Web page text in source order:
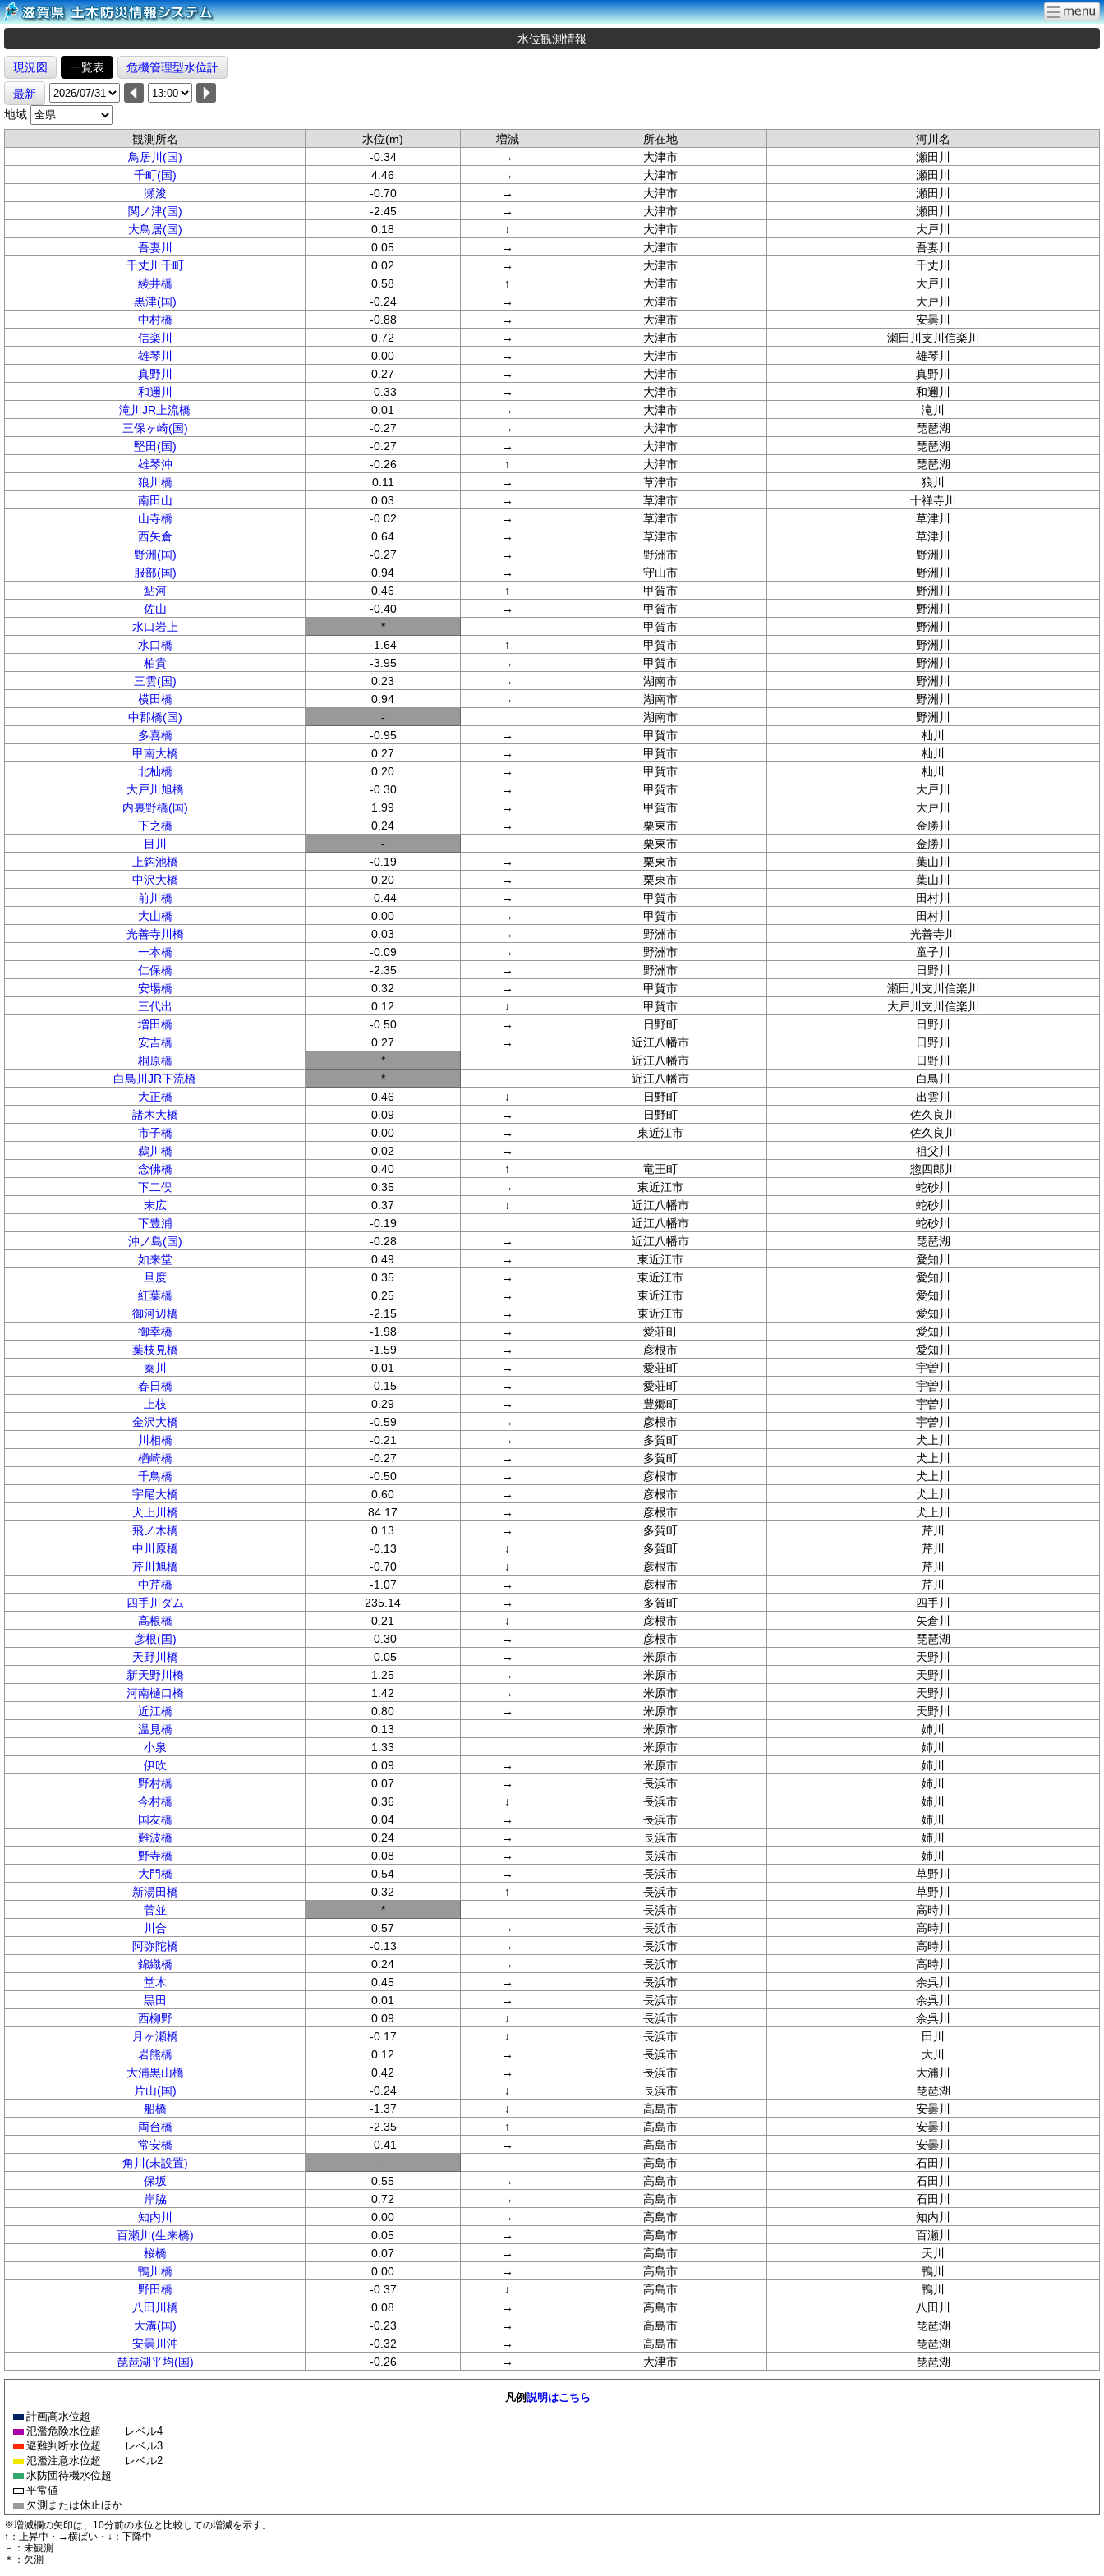
水位観測情報
現況図 一覧表
危機管理型水位計
最新
地域
観測所名
水位(m) 増減 所在地
河川名
鳥居川(国)
-0.34 → 大津市
瀬田川
千町(国)
4.46 → 大津市
瀬田川
瀬浚
-0.70 → 大津市
瀬田川
関ノ津(国)
-2.45 → 大津市
瀬田川
大鳥居(国)
0.18 ↓ 大津市
大戸川
吾妻川
0.05 → 大津市
吾妻川
千丈川千町
0.02 → 大津市
千丈川
綾井橋
0.58 ↑ 大津市
大戸川
黒津(国)
-0.24 → 大津市
大戸川
中村橋
-0.88 → 大津市
安曇川
信楽川
0.72 → 大津市
瀬田川支川信楽川
雄琴川
0.00 → 大津市
雄琴川
真野川
0.27 → 大津市
真野川
和邇川
-0.33 → 大津市
和邇川
滝川JR上流橋
0.01 → 大津市
滝川
三保ヶ崎(国)
-0.27 → 大津市
琵琶湖
堅田(国)
-0.27 → 大津市
琵琶湖
雄琴沖
-0.26 ↑ 大津市
琵琶湖
狼川橋
0.11 → 草津市
狼川
南田山
0.03 → 草津市
十禅寺川
山寺橋
-0.02 → 草津市
草津川
西矢倉
0.64 → 草津市
草津川
野洲(国)
-0.27 → 野洲市
野洲川
服部(国)
0.94 → 守山市
野洲川
鮎河
0.46 ↑ 甲賀市
野洲川
佐山
-0.40 → 甲賀市
野洲川
水口岩上
* 甲賀市
野洲川
水口橋
-1.64 ↑ 甲賀市
野洲川
柏貴
-3.95 → 甲賀市
野洲川
三雲(国)
0.23 → 湖南市
野洲川
横田橋
0.94 → 湖南市
野洲川
中郡橋(国)
- 湖南市
野洲川
多喜橋
-0.95 → 甲賀市
杣川
甲南大橋
0.27 → 甲賀市
杣川
北杣橋
0.20 → 甲賀市
杣川
大戸川旭橋
-0.30 → 甲賀市
大戸川
内裏野橋(国)
1.99 → 甲賀市
大戸川
下之橋
0.24 → 栗東市
金勝川
目川
- 栗東市
金勝川
上鈎池橋
-0.19 → 栗東市
葉山川
中沢大橋
0.20 → 栗東市
葉山川
前川橋
-0.44 → 甲賀市
田村川
大山橋
0.00 → 甲賀市
田村川
光善寺川橋
0.03 → 野洲市
光善寺川
一本橋
-0.09 → 野洲市
童子川
仁保橋
-2.35 → 野洲市
日野川
安場橋
0.32 → 甲賀市
瀬田川支川信楽川
三代出
0.12 ↓ 甲賀市
大戸川支川信楽川
増田橋
-0.50 → 日野町
日野川
安吉橋
0.27 → 近江八幡市
日野川
桐原橋
* 近江八幡市
日野川
白鳥川JR下流橋
* 近江八幡市
白鳥川
大正橋
0.46 ↓ 日野町
出雲川
諸木大橋
0.09 → 日野町
佐久良川
市子橋
0.00 → 東近江市
佐久良川
鵜川橋
0.02 →
祖父川
念佛橋
0.40 ↑ 竜王町
惣四郎川
下二俣
0.35 → 東近江市
蛇砂川
末広
0.37 ↓ 近江八幡市
蛇砂川
下豊浦
-0.19 近江八幡市
蛇砂川
沖ノ島(国)
-0.28 → 近江八幡市
琵琶湖
如来堂
0.49 → 東近江市
愛知川
旦度
0.35 → 東近江市
愛知川
紅葉橋
0.25 → 東近江市
愛知川
御河辺橋
-2.15 → 東近江市
愛知川
御幸橋
-1.98 → 愛荘町
愛知川
葉枝見橋
-1.59 → 彦根市
愛知川
秦川
0.01 → 愛荘町
宇曽川
春日橋
-0.15 → 愛荘町
宇曽川
上枝
0.29 → 豊郷町
宇曽川
金沢大橋
-0.59 → 彦根市
宇曽川
川相橋
-0.21 → 多賀町
犬上川
楢崎橋
-0.27 → 多賀町
犬上川
千鳥橋
-0.50 → 彦根市
犬上川
宇尾大橋
0.60 → 彦根市
犬上川
犬上川橋
84.17 → 彦根市
犬上川
飛ノ木橋
0.13 → 多賀町
芹川
中川原橋
-0.13 ↓ 多賀町
芹川
芹川旭橋
-0.70 ↓ 彦根市
芹川
中芹橋
-1.07 → 彦根市
芹川
四手川ダム
235.14 → 多賀町
四手川
高根橋
0.21 ↓ 彦根市
矢倉川
彦根(国)
-0.30 → 彦根市
琵琶湖
天野川橋
-0.05 → 米原市
天野川
新天野川橋
1.25 → 米原市
天野川
河南樋口橋
1.42 → 米原市
天野川
近江橋
0.80 → 米原市
天野川
温見橋
0.13 米原市
姉川
小泉
1.33 米原市
姉川
伊吹
0.09 → 米原市
姉川
野村橋
0.07 → 長浜市
姉川
今村橋
0.36 ↓ 長浜市
姉川
国友橋
0.04 → 長浜市
姉川
難波橋
0.24 → 長浜市
姉川
野寺橋
0.08 → 長浜市
姉川
大門橋
0.54 → 長浜市
草野川
新湯田橋
0.32 ↑ 長浜市
草野川
菅並
* 長浜市
高時川
川合
0.57 → 長浜市
高時川
阿弥陀橋
-0.13 → 長浜市
高時川
錦織橋
0.24 → 長浜市
高時川
堂木
0.45 → 長浜市
余呉川
黒田
0.01 → 長浜市
余呉川
西柳野
0.09 ↓ 長浜市
余呉川
月ヶ瀬橋
-0.17 ↓ 長浜市
田川
岩熊橋
0.12 → 長浜市
大川
大浦黒山橋
0.42 → 長浜市
大浦川
片山(国)
-0.24 ↓ 長浜市
琵琶湖
船橋
-1.37 ↓ 高島市
安曇川
両台橋
-2.35 ↑ 高島市
安曇川
常安橋
-0.41 → 高島市
安曇川
角川(未設置)
- 高島市
石田川
保坂
0.55 → 高島市
石田川
岸脇
0.72 → 高島市
石田川
知内川
0.00 → 高島市
知内川
百瀬川(生来橋)
0.05 → 高島市
百瀬川
桜橋
0.07 → 高島市
天川
鴨川橋
0.00 → 高島市
鴨川
野田橋
-0.37 ↓ 高島市
鴨川
八田川橋
0.08 → 高島市
八田川
大溝(国)
-0.23 → 高島市
琵琶湖
安曇川沖
-0.32 → 高島市
琵琶湖
琵琶湖平均(国)
-0.26 → 大津市 琵琶湖
凡例説明はこちら
計画高水位超
氾濫危険水位超
レベル4
避難判断水位超
レベル3
氾濫注意水位超
レベル2
水防団待機水位超
平常値
欠測または休止ほか
※増減欄の矢印は、10分前の水位と比較しての増減を示す。
↑：上昇中・→横ばい・↓：下降中
－：未観測
＊：欠測